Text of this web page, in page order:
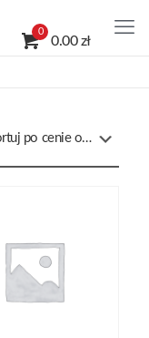
0
0.00 zł